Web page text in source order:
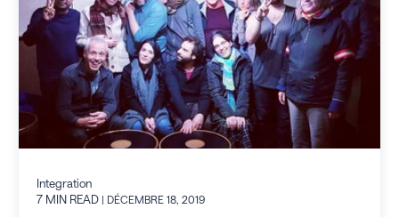
Integration
7 MIN READ | DÉCEMBRE 18, 2019